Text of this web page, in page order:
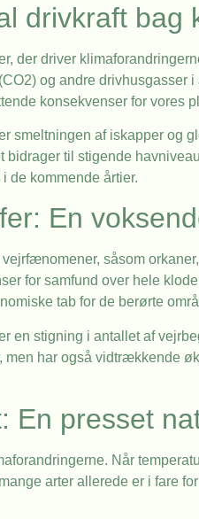
drivkraft bag
der driver
og andre
konsekvenser for vores
smeltningen af iskapper og
til stigende
de kommende årtier.
En
såsom
for samfund over hele
tab for de berørte
en stigning i antallet af
men har også vidtrækkende
En presset
Når
arter allerede er i fare